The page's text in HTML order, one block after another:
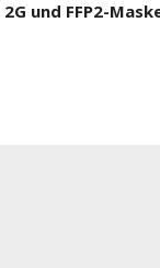
und FFP2-